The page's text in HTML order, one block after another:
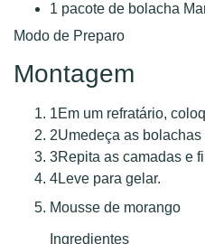
1 pacote de bolacha
Modo de Preparo
Montagem
1Em um refratário,
2Umedeça as
3Repita as camadas e
4Leve para gelar.
Mousse de morango
Ingredientes